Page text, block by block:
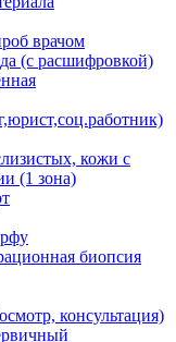
врачом
(с расшифровкой)
кожи с
(1 зона)
биопсия
консультация)